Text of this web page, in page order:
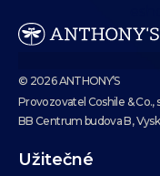
© 2026 ANTHONY’S
Provozovatel Coshile & Co.,
BB Centrum budova B,
Užitečné